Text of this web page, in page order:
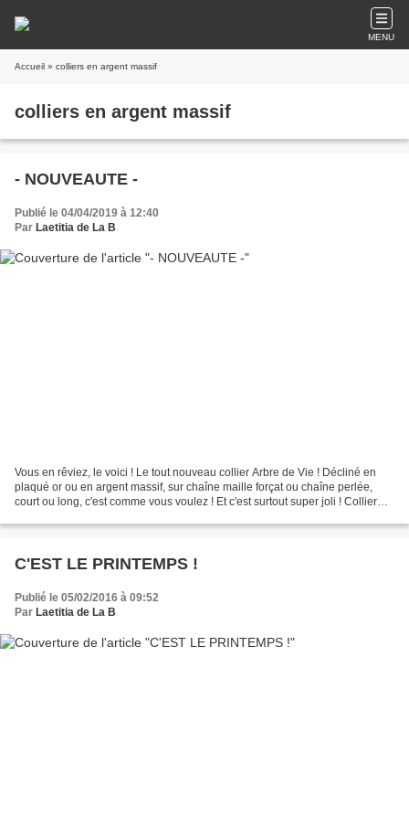
MENU
Accueil » colliers en argent massif
colliers en argent massif
- NOUVEAUTE -
Publié le 04/04/2019 à 12:40
Par Laetitia de La B
Vous en rêviez, le voici ! Le tout nouveau collier Arbre de Vie ! Décliné en
plaqué or ou en argent massif, sur chaîne maille forçat ou chaîne perlée,
court ou long, c'est comme vous voulez ! Et c'est surtout super joli ! Collier
C'EST LE PRINTEMPS !
Publié le 05/02/2016 à 09:52
Par Laetitia de La B